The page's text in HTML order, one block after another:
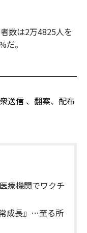
数は2万4825人を
だ。
送信 、翻案、配布
療機関でワクチ
成長』…至る所